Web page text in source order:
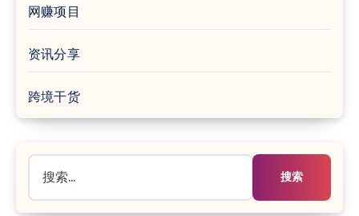
网赚项目
资讯分享
跨境干货
索：